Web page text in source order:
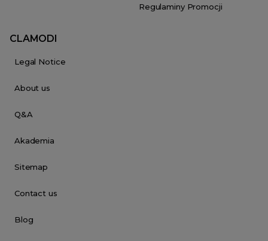
Regulaminy Promocji
CLAMODI
Legal Notice
About us
Q&A
Akademia
Sitemap
Contact us
Blog